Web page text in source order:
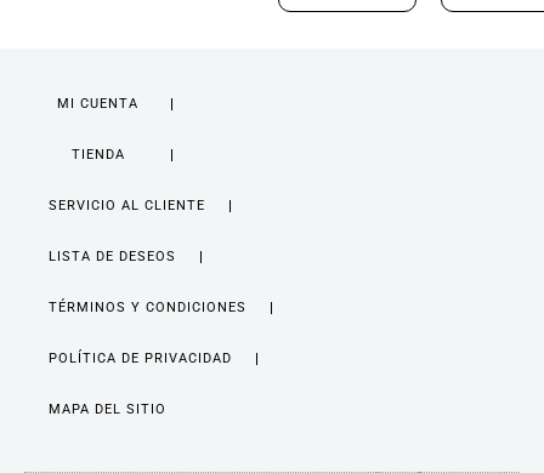
MI CUENTA
TIENDA
SERVICIO AL CLIENTE
LISTA DE DESEOS
TÉRMINOS Y CONDICIONES
POLÍTICA DE PRIVACIDAD
MAPA DEL SITIO